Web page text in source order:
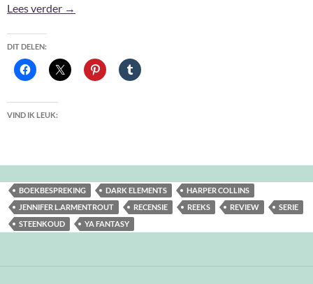
Lees verder Steenkoud – Jennifer L. Armentrout
→
DIT DELEN:
VIND IK LEUK:
BOEKBESPREKING DARK ELEMENTS
HARPER COLLINS
JENNIFER L.ARMENTROUT
RECENSIE REEKS REVIEW
SERIE
STEENKOUD
YA FANTASY